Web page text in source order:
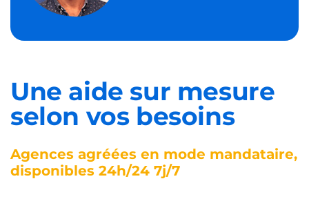
Une aide sur mesure
selon vos besoins
Agences agréées en mode mandataire,
disponibles 24h/24 7j/7